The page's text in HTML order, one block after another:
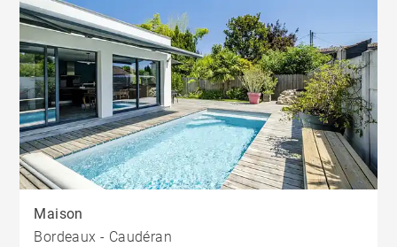
Maison
Bordeaux - Caudéran